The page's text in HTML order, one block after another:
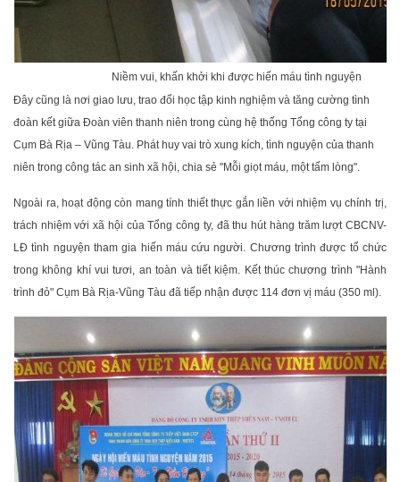
Niềm vui, khấn khởi khi được hiến máu tình nguyện
Đây cũng là nơi giao lưu, trao đổi học tập kinh nghiệm và tăng cường tình
đoàn kết giữa Đoàn viên thanh niên trong cùng hệ thống Tổng công ty tại
Cụm Bà Rịa – Vũng Tàu. Phát huy vai trò xung kích, tình nguyện của thanh
niên trong công tác an sinh xã hội, chia sẻ "Mỗi giọt máu, một tấm lòng".
Ngoài ra, hoạt động còn mang tính thiết thực gắn liền với nhiệm vụ chính trị,
trách nhiệm với xã hội của Tổng công ty, đã thu hút hàng trăm lượt CBCNV-
LĐ tình nguyện tham gia hiến máu cứu người. Chương trình được tổ chức
trong không khí vui tươi, an toàn và tiết kiệm. Kết thúc chương trình "Hành
trình đỏ" Cụm Bà Rịa-Vũng Tàu đã tiếp nhận được 114 đơn vị máu (350 ml).